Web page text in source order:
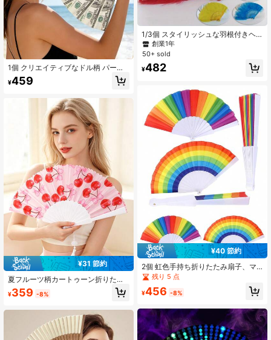
1個 クリエイティブなドル柄 パーソ
ナライズデザイン 折りたたみ扇子、
滑らかな開閉感、ハンドヘルドファ
ィー、結婚式、誕生日会、ナイトク
ラブ、クラブ、バー、イベント、ホ
ームソフトデコレーション、商業デ
ィスプレイ、フォトシューティン
グ、ギフトに最適、夏、休暇、キャ
ンプ、旅行必需品
¥459
¥31 節約
夏フルーツ柄カートゥーン折りたた
み扇子、タッセル付きポータブルプ
ラスチック折りたたみ扇子
¥359 -8%
1/3個 スタイリッシュな羽根付きヘ
ッドバンド スカーフ、ハロウィンギ
フト、エレガントなヴィンテージ折
りたたみ式ハンドファン、ダンス、
音楽フェスティバル、ランウェイ、
クラシックなコスチュームアクセサ
創業1年
50+ sold
¥482
¥40 節約
2個 虹色手持ち折りたたみ扇子、マ
ルチカラー折りたたみ扇子、プライ
ド手持ち扇子、フェスティバル扇
子、ウェディング折りたたみ扇子、
扇子、パーソナライズされたシャワ
ー折りたたみ紙扇子、ポータブルパ
ーティーウェディング用品、手持ち
扇子ギフトと装飾
残り 5 点
¥456 -8%